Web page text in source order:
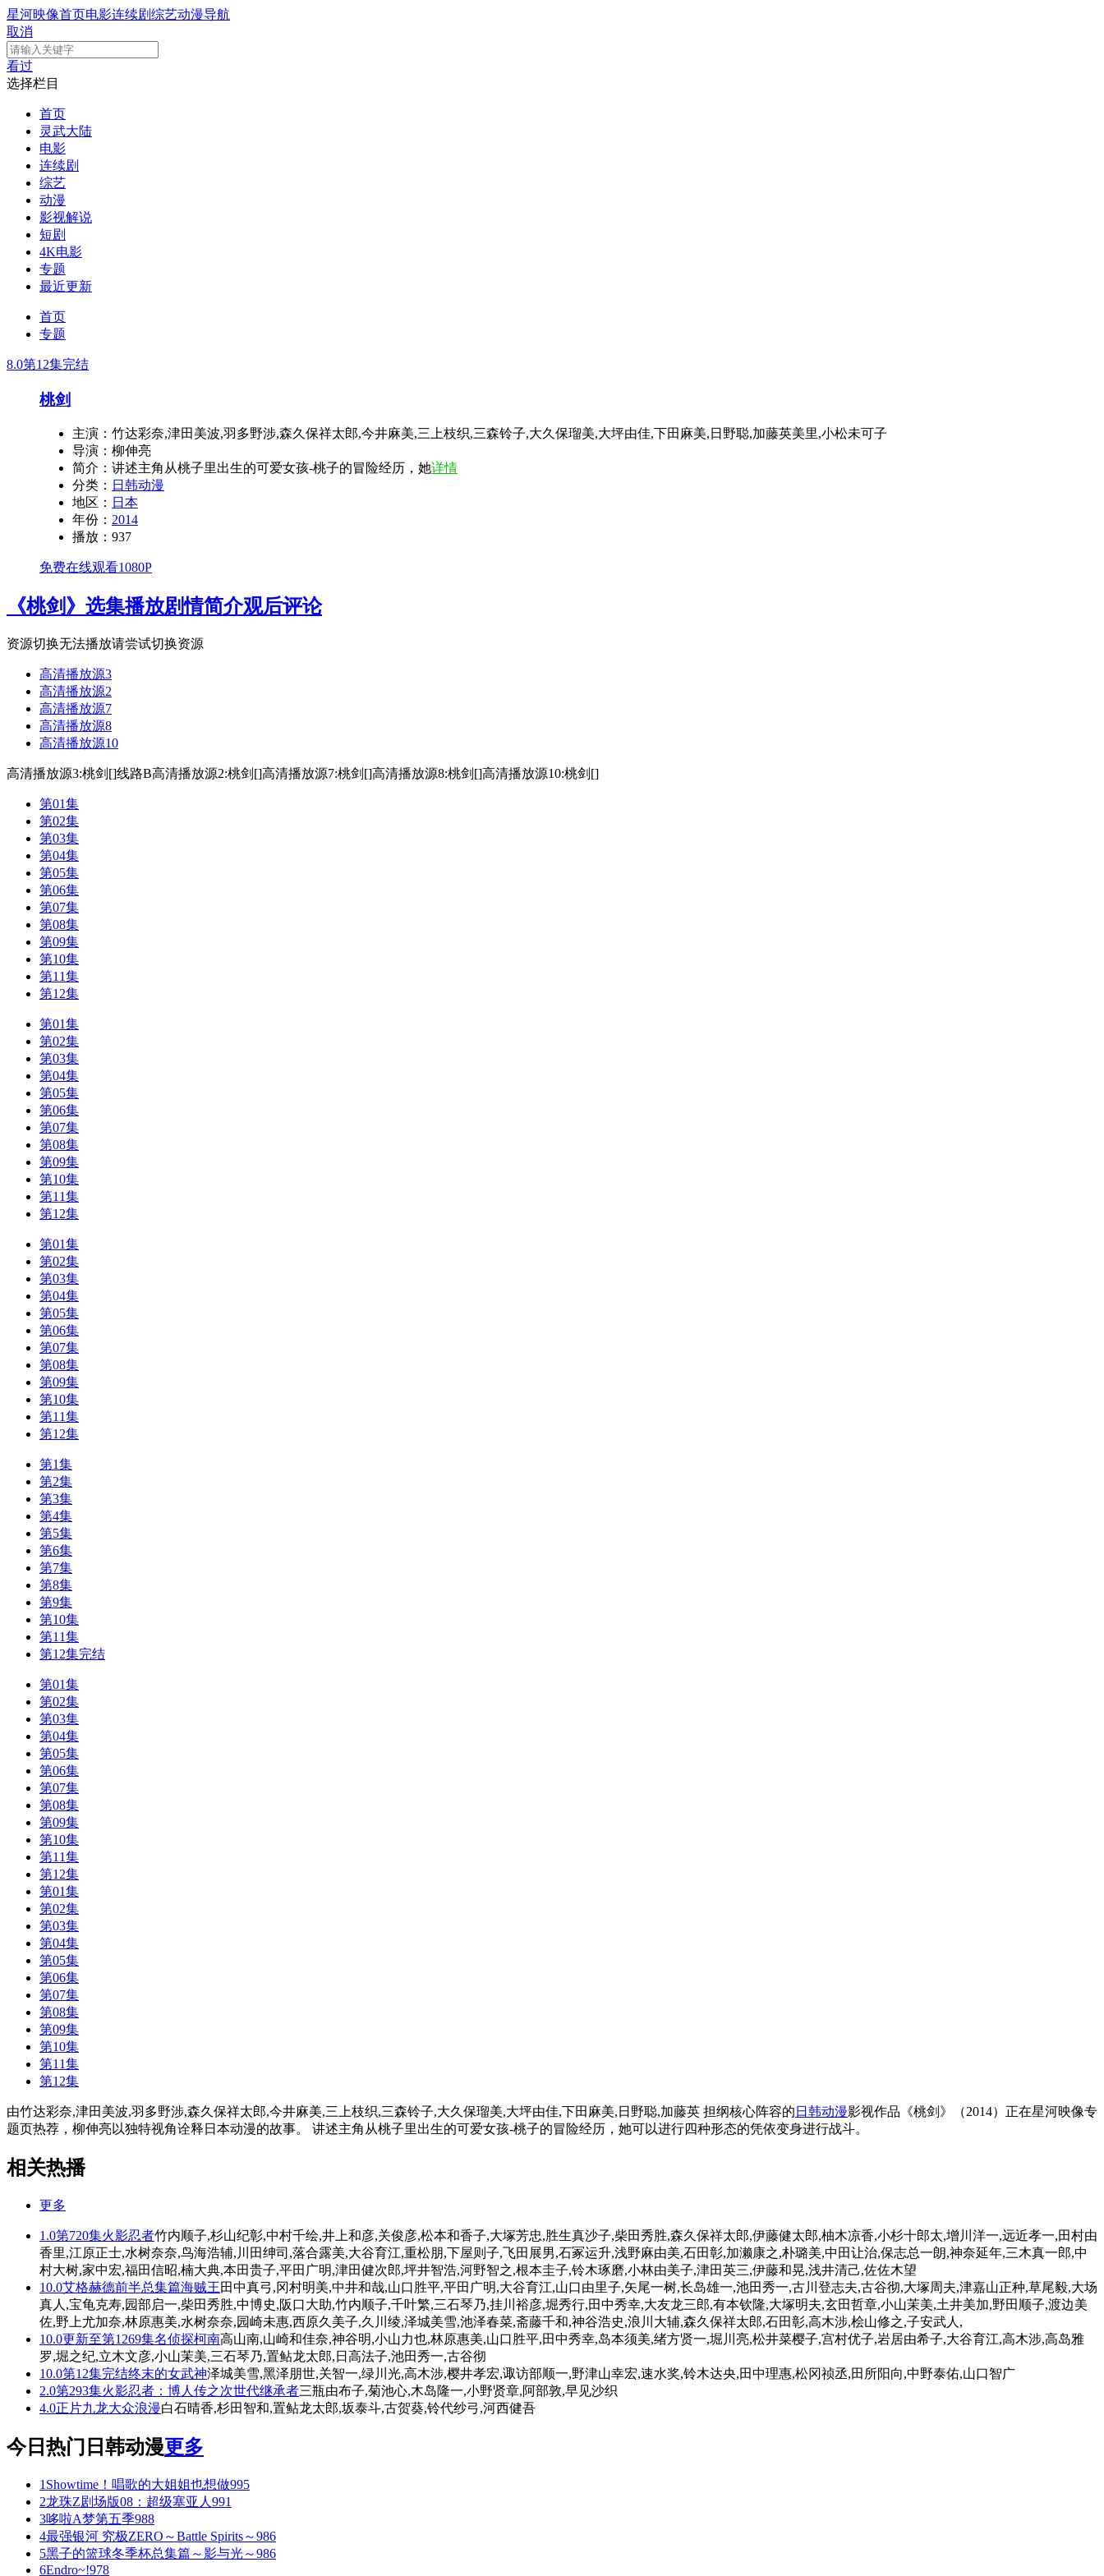
星河映像首页电影连续剧综艺动漫导航
取消
看过
选择栏目
首页
灵武大陆
电影
连续剧
综艺
动漫
影视解说
短剧
4K电影
专题
最近更新
首页
专题
8.0第12集完结
桃剑
主演： 竹达彩奈,津田美波,羽多野涉,森久保祥太郎,今井麻美,三上枝织,三森铃子,大久保瑠美,大坪由佳,下田麻美,日野聪,加藤英美里,小松未可子
导演： 柳伸亮
简介： 讲述主角从桃子里出生的可爱女孩-桃子的冒险经历，她详情
分类： 日韩动漫
地区： 日本
年份： 2014
播放： 937
免费在线观看1080P
《桃剑》选集播放剧情简介观后评论
资源切换无法播放请尝试切换资源
高清播放源3
高清播放源2
高清播放源7
高清播放源8
高清播放源10
高清播放源3:桃剑[]线路B高清播放源2:桃剑[]高清播放源7:桃剑[]高清播放源8:桃剑[]高清播放源10:桃剑[]
第01集
第02集
第03集
第04集
第05集
第06集
第07集
第08集
第09集
第10集
第11集
第12集
第01集
第02集
第03集
第04集
第05集
第06集
第07集
第08集
第09集
第10集
第11集
第12集
第01集
第02集
第03集
第04集
第05集
第06集
第07集
第08集
第09集
第10集
第11集
第12集
第1集
第2集
第3集
第4集
第5集
第6集
第7集
第8集
第9集
第10集
第11集
第12集完结
第01集
第02集
第03集
第04集
第05集
第06集
第07集
第08集
第09集
第10集
第11集
第12集
第01集
第02集
第03集
第04集
第05集
第06集
第07集
第08集
第09集
第10集
第11集
第12集
由竹达彩奈,津田美波,羽多野涉,森久保祥太郎,今井麻美,三上枝织,三森铃子,大久保瑠美,大坪由佳,下田麻美,日野聪,加藤英 担纲核心阵容的 日韩动漫影视作品《桃剑》（2014）正在星河映像专
题页热荐，柳伸亮以独特视角诠释日本动漫的故事。 讲述主角从桃子里出生的可爱女孩-桃子的冒险经历，她可以进行四种形态的凭依变身进行战斗。
相关热播
更多
1.0第720集火影忍者竹内顺子,杉山纪彰,中村千绘,井上和彦,关俊彦,松本和香子,大塚芳忠,胜生真沙子,柴田秀胜,森久保祥太郎,伊藤健太郎,柚木凉香,小杉十郎太,增川洋一,远近孝一,田村由
香里,江原正士,水树奈奈,鸟海浩辅,川田绅司,落合露美,大谷育江,重松朋,下屋则子,飞田展男,石冢运升,浅野麻由美,石田彰,加濑康之,朴璐美,中田让治,保志总一朗,神奈延年,三木真一郎,中
村大树,家中宏,福田信昭,楠大典,本田贵子,平田广明,津田健次郎,坪井智浩,河野智之,根本圭子,铃木琢磨,小林由美子,津田英三,伊藤和晃,浅井清己,佐佐木望
10.0艾格赫德前半总集篇海贼王田中真弓,冈村明美,中井和哉,山口胜平,平田广明,大谷育江,山口由里子,矢尾一树,长岛雄一,池田秀一,古川登志夫,古谷彻,大塚周夫,津嘉山正种,草尾毅,大场
真人,宝龟克寿,园部启一,柴田秀胜,中博史,阪口大助,竹内顺子,千叶繁,三石琴乃,挂川裕彦,堀秀行,田中秀幸,大友龙三郎,有本钦隆,大塚明夫,玄田哲章,小山茉美,土井美加,野田顺子,渡边美
佐,野上尤加奈,林原惠美,水树奈奈,园崎未惠,西原久美子,久川绫,泽城美雪,池泽春菜,斋藤千和,神谷浩史,浪川大辅,森久保祥太郎,石田彰,高木涉,桧山修之,子安武人,
10.0更新至第1269集名侦探柯南高山南,山崎和佳奈,神谷明,小山力也,林原惠美,山口胜平,田中秀幸,岛本须美,绪方贤一,堀川亮,松井菜樱子,宫村优子,岩居由希子,大谷育江,高木涉,高岛雅
罗,堀之纪,立木文彦,小山茉美,三石琴乃,置鲇龙太郎,日高法子,池田秀一,古谷彻
10.0第12集完结终末的女武神泽城美雪,黑泽朋世,关智一,绿川光,高木涉,樱井孝宏,诹访部顺一,野津山幸宏,速水奖,铃木达央,田中理惠,松冈祯丞,田所阳向,中野泰佑,山口智广
2.0第293集火影忍者：博人传之次世代继承者三瓶由布子,菊池心,木岛隆一,小野贤章,阿部敦,早见沙织
4.0正片九龙大众浪漫白石晴香,杉田智和,置鲇龙太郎,坂泰斗,古贺葵,铃代纱弓,河西健吾
今日热门日韩动漫更多
1 Showtime！唱歌的大姐姐也想做995
2龙珠Z剧场版08：超级塞亚人 991
3哆啦A梦第五季988
4最强银河 究极ZERO～Battle Spirits～986
5黑子的篮球冬季杯总集篇～影与光～986
6Endro~!978